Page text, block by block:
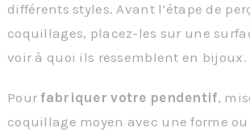
différents styles. Avant l’étape de
coquillages, placez-les sur une
voir à quoi ils ressemblent en bijoux.
Pour fabriquer votre pendentif,
coquillage moyen avec une forme